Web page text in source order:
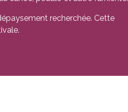
recherchée. Cette